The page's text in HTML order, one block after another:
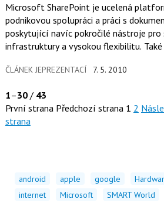
Microsoft SharePoint je ucelená
podnikovou spolupráci a práci s
poskytující navíc pokročilé nástroje pro
infrastruktury a vysokou flexibilitu.
ČLÁNEK JEPREZENTACÍ 7. 5. 2010
1–30/ 43
První strana Předchozí strana 1 2
strana
android apple google
internet
Microsoft SMART World